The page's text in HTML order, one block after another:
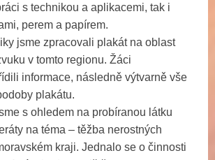
s technikou a aplikacemi, tak i
perem a papírem.
jsme zpracovali plakát na oblast
v tomto regionu. Žáci
informace, následně výtvarně vše
plakátu.
s ohledem na probíranou látku
na téma – těžba nerostných
kraji. Jednalo se o činnosti